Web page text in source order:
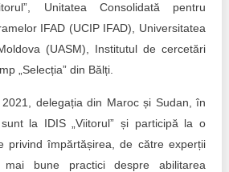
Unitatea Consolidată pentru
IFAD (UCIP IFAD), Universitatea
(UASM), Institutul de cercetări
„Selecția” din Bălți.
delegația din Maroc și Sudan, în
la IDIS „Viitorul” și participă la o
privind împărtășirea, de către experții
bune practici despre abilitarea